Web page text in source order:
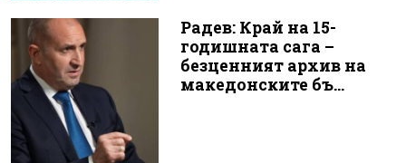
Радев: Край на 15-
годишната сага –
безценният архив на
македонските бъ...